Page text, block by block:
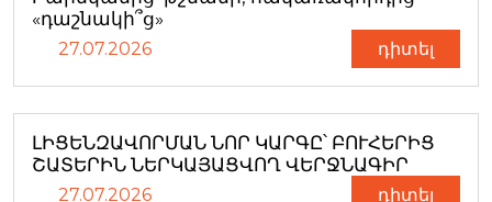
«դաշնակի՞ց»
27.07.2026 դիտել
ԼԻՑԵՆԶԱՎՈՐՄԱՆ ՆՈՐ ԿԱՐԳԸ՝ ԲՈՒՀԵՐԻՑ
ՇԱՏԵՐԻՆ ՆԵՐԿԱՅԱՑՎՈՂ ՎԵՐՋՆԱԳԻՐ
27.07.2026 դիտել